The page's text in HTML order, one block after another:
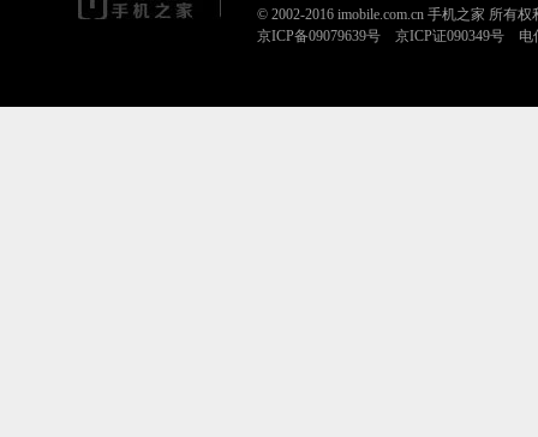
© 2002-2016 imobile.com.cn 手机之家 所有权
京ICP备09079639号 京ICP证090349号 电